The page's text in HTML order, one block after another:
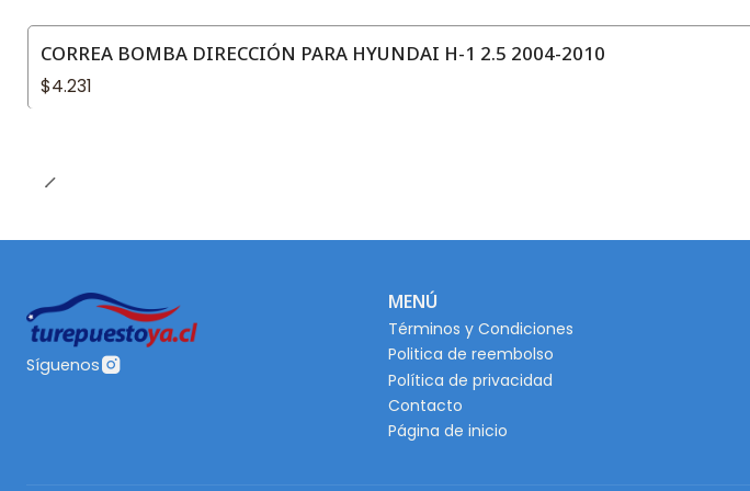
CORREA BOMBA DIRECCIÓN PARA HYUNDAI H-1 2.5 2004-2010
$4.231
Síguenos
MENÚ
Términos y Condiciones
Politica de reembolso
Política de privacidad
Contacto
Página de inicio